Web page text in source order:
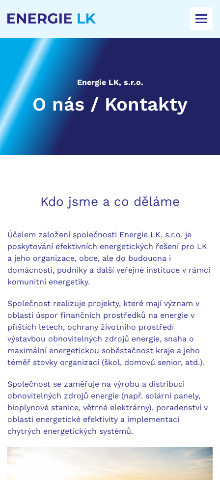
O NÁS / KONTAKTY
Energie LK, s.r.o.
O nás / Kontakty
Kdo jsme a co děláme
Účelem založení společnosti Energie LK, s.r.o. je
poskytování efektivních energetických řešení pro LK
a jeho organizace, obce, ale do budoucna i
domácnosti, podniky a další veřejné instituce v rámci
komunitní energetiky.
Společnost realizuje projekty, které mají význam v
oblasti úspor finančních prostředků na energie v
příštích letech, ochrany životního prostředí
výstavbou obnovitelných zdrojů energie, snaha o
maximální energetickou soběstačnost kraje a jeho
téměř stovky organizací (škol, domovů senior, atd.).
Společnost se zaměřuje na výrobu a distribuci
obnovitelných zdrojů energie (např. solární panely,
bioplynové stanice, větrné elektrárny), poradenství v
oblasti energetické efektivity a implementaci
chytrých energetických systémů.